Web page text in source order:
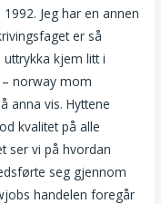
1992. Jeg har en annen
er så
kjem litt i
norway mom
anna vis. Hyttene
kvalitet på alle
ser vi på hvordan
seg gjennom
handelen foregår